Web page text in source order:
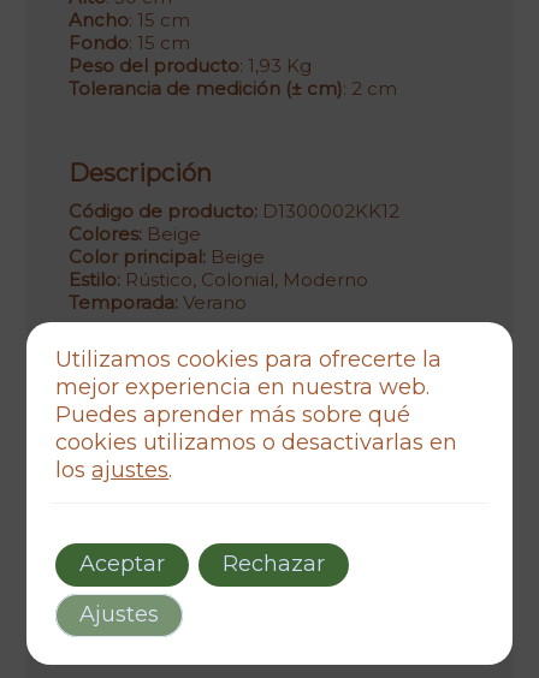
Ancho: 15 cm
Fondo: 15 cm
Peso del producto: 1,93 Kg
Tolerancia de medición (± cm): 2 cm
Descripción
Código de producto: D1300002KK12
Colores: Beige
Color principal: Beige
Estilo: Rústico, Colonial, Moderno
Temporada: Verano
Talla y ajuste
Material y cuidados
Utilizamos cookies para ofrecerte la
mejor experiencia en nuestra web.
Puedes aprender más sobre qué
cookies utilizamos o desactivarlas en
losajustes.
Aceptar
Rechazar
Ajustes